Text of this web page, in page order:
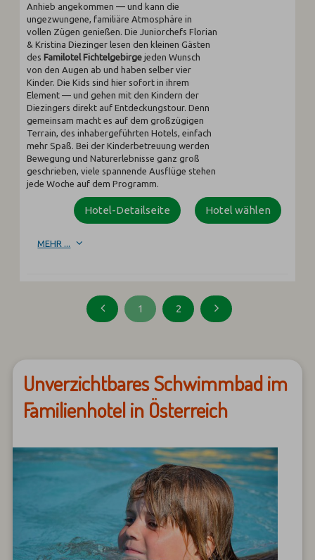
Anhieb angekommen — und kann die
ungezwungene, familiäre Atmosphäre in
vollen Zügen genießen. Die Juniorchefs Florian
& Kristina Diezinger lesen den kleinen Gästen
desFamilotel Fichtelgebirge jeden Wunsch
von den Augen ab und haben selber vier
Kinder. Die Kids sind hier sofort in ihrem
Element — und gehen mit den Kindern der
Diezingers direkt auf Entdeckungstour. Denn
gemeinsam macht es auf dem großzügigen
Terrain, des inhabergeführten Hotels, einfach
mehr Spaß. Bei der Kinderbetreuung werden
Bewegung und Naturerlebnisse ganz groß
geschrieben, viele spannende Ausflüge stehen
jede Woche auf dem Programm.
Hotel wählen
Hotel-Detailseite
MEHR ...
1 2
Unverzichtbares Schwimmbad im
Familienhotel in Österreich